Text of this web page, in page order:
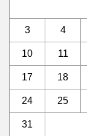
3 4
10 11
17 18
24 25
31